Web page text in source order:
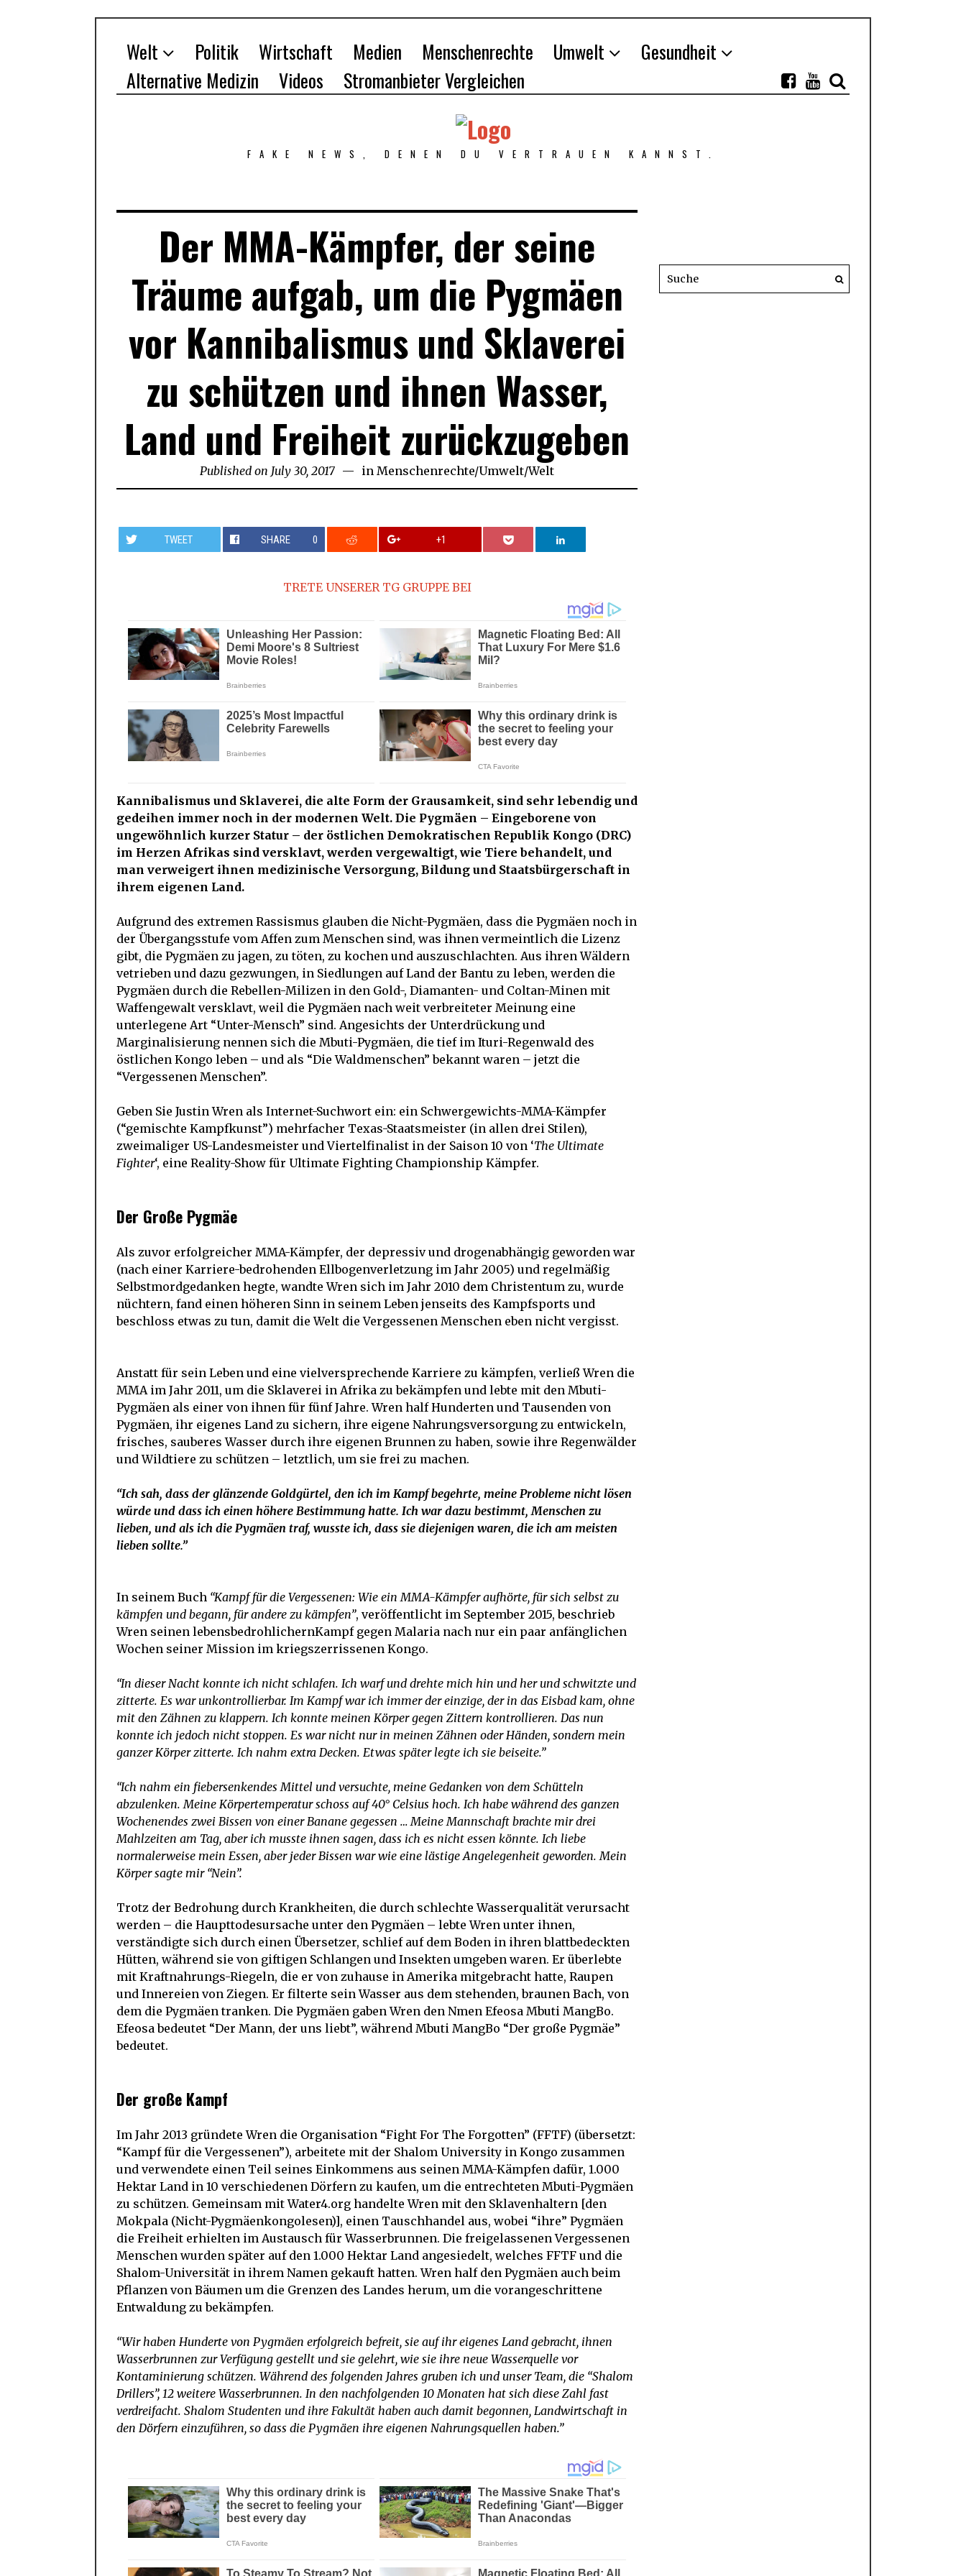
Welt Politik Wirtschaft Medien Menschenrechte Umwelt
Gesundheit
Alternative Medizin
Videos Stromanbieter Vergleichen
FAKE NEWS, DENEN DU VERTRAUEN KANNST.
Der MMA-Kämpfer, der seine
Träume aufgab, um die Pygmäen
vor Kannibalismus und Sklaverei
zu schützen und ihnen Wasser,
Land und Freiheit zurückzugeben
Published on July 30, 2017 September
3,
in Menschenrechte/Umwelt/Welt
TWEET SHARE 0 +1
TRETE UNSERER TG GRUPPE BEI
Kannibalismus und Sklaverei, die alte Form der Grausamkeit, sind sehr lebendig und
gedeihen immer noch in der modernen Welt. Die Pygmäen – Eingeborene von
ungewöhnlich kurzer Statur – der östlichen Demokratischen Republik Kongo (DRC)
im Herzen Afrikas sind versklavt, werden vergewaltigt, wie Tiere behandelt, und
man verweigert ihnen medizinische Versorgung, Bildung und Staatsbürgerschaft in
ihrem eigenen Land.
Aufgrund des extremen Rassismus glauben die Nicht-Pygmäen, dass die Pygmäen noch in
der Übergangsstufe vom Affen zum Menschen sind, was ihnen vermeintlich die Lizenz
gibt, die Pygmäen zu jagen, zu töten, zu kochen und auszuschlachten. Aus ihren Wäldern
vetrieben und dazu gezwungen, in Siedlungen auf Land der Bantu zu leben, werden die
Pygmäen durch die Rebellen-Milizen in den Gold-, Diamanten- und Coltan-Minen mit
Waffengewalt versklavt, weil die Pygmäen nach weit verbreiteter Meinung eine
unterlegene Art “Unter-Mensch” sind. Angesichts der Unterdrückung und
Marginalisierung nennen sich die Mbuti-Pygmäen, die tief im Ituri-Regenwald des
östlichen Kongo leben – und als “Die Waldmenschen” bekannt waren – jetzt die
“Vergessenen Menschen”.
Geben Sie Justin Wren als Internet-Suchwort ein: ein Schwergewichts-MMA-Kämpfer
(“gemischte Kampfkunst”) mehrfacher Texas-Staatsmeister (in allen drei Stilen),
zweimaliger US-Landesmeister und Viertelfinalist in der Saison 10 von ‘The Ultimate
Fighter‘, eine Reality-Show für Ultimate Fighting Championship Kämpfer.
Der Große Pygmäe
Als zuvor erfolgreicher MMA-Kämpfer, der depressiv und drogenabhängig geworden war
(nach einer Karriere-bedrohenden Ellbogenverletzung im Jahr 2005) und regelmäßig
Selbstmordgedanken hegte, wandte Wren sich im Jahr 2010 dem Christentum zu, wurde
nüchtern, fand einen höheren Sinn in seinem Leben jenseits des Kampfsports und
beschloss etwas zu tun, damit die Welt die Vergessenen Menschen eben nicht vergisst.
Anstatt für sein Leben und eine vielversprechende Karriere zu kämpfen, verließ Wren die
MMA im Jahr 2011, um die Sklaverei in Afrika zu bekämpfen und lebte mit den Mbuti-
Pygmäen als einer von ihnen für fünf Jahre. Wren half Hunderten und Tausenden von
Pygmäen, ihr eigenes Land zu sichern, ihre eigene Nahrungsversorgung zu entwickeln,
frisches, sauberes Wasser durch ihre eigenen Brunnen zu haben, sowie ihre Regenwälder
und Wildtiere zu schützen – letztlich, um sie frei zu machen.
“Ich sah, dass der glänzende Goldgürtel, den ich im Kampf begehrte, meine Probleme nicht lösen
würde und dass ich einen höhere Bestimmung hatte. Ich war dazu bestimmt, Menschen zu
lieben, und als ich die Pygmäen traf, wusste ich, dass sie diejenigen waren, die ich am meisten
lieben sollte.”
In seinem Buch “Kampf für die Vergessenen: Wie ein MMA-Kämpfer aufhörte, für sich selbst zu
kämpfen und begann, für andere zu kämpfen”, veröffentlicht im September 2015, beschrieb
Wren seinen lebensbedrohlichernKampf gegen Malaria nach nur ein paar anfänglichen
Wochen seiner Mission im kriegszerrissenen Kongo.
“In dieser Nacht konnte ich nicht schlafen. Ich warf und drehte mich hin und her und schwitzte und
zitterte. Es war unkontrollierbar. Im Kampf war ich immer der einzige, der in das Eisbad kam, ohne
mit den Zähnen zu klappern. Ich konnte meinen Körper gegen Zittern kontrollieren. Das nun
konnte ich jedoch nicht stoppen. Es war nicht nur in meinen Zähnen oder Händen, sondern mein
ganzer Körper zitterte. Ich nahm extra Decken. Etwas später legte ich sie beiseite.”
“Ich nahm ein fiebersenkendes Mittel und versuchte, meine Gedanken von dem Schütteln
abzulenken. Meine Körpertemperatur schoss auf 40° Celsius hoch. Ich habe während des ganzen
Wochenendes zwei Bissen von einer Banane gegessen … Meine Mannschaft brachte mir drei
Mahlzeiten am Tag, aber ich musste ihnen sagen, dass ich es nicht essen könnte. Ich liebe
normalerweise mein Essen, aber jeder Bissen war wie eine lästige Angelegenheit geworden. Mein
Körper sagte mir “Nein”.
Trotz der Bedrohung durch Krankheiten, die durch schlechte Wasserqualität verursacht
werden – die Haupttodesursache unter den Pygmäen – lebte Wren unter ihnen,
verständigte sich durch einen Übersetzer, schlief auf dem Boden in ihren blattbedeckten
Hütten, während sie von giftigen Schlangen und Insekten umgeben waren. Er überlebte
mit Kraftnahrungs-Riegeln, die er von zuhause in Amerika mitgebracht hatte, Raupen
und Innereien von Ziegen. Er filterte sein Wasser aus dem stehenden, braunen Bach, von
dem die Pygmäen tranken. Die Pygmäen gaben Wren den Nmen Efeosa Mbuti MangBo.
Efeosa bedeutet “Der Mann, der uns liebt”, während Mbuti MangBo “Der große Pygmäe”
bedeutet.
Der große Kampf
Im Jahr 2013 gründete Wren die Organisation “Fight For The Forgotten” (FFTF) (übersetzt:
“Kampf für die Vergessenen”), arbeitete mit der Shalom University in Kongo zusammen
und verwendete einen Teil seines Einkommens aus seinen MMA-Kämpfen dafür, 1.000
Hektar Land in 10 verschiedenen Dörfern zu kaufen, um die entrechteten Mbuti-Pygmäen
zu schützen. Gemeinsam mit Water4.org handelte Wren mit den Sklavenhaltern [den
Mokpala (Nicht-Pygmäenkongolesen)], einen Tauschhandel aus, wobei “ihre” Pygmäen
die Freiheit erhielten im Austausch für Wasserbrunnen. Die freigelassenen Vergessenen
Menschen wurden später auf den 1.000 Hektar Land angesiedelt, welches FFTF und die
Shalom-Universität in ihrem Namen gekauft hatten. Wren half den Pygmäen auch beim
Pflanzen von Bäumen um die Grenzen des Landes herum, um die vorangeschrittene
Entwaldung zu bekämpfen.
“Wir haben Hunderte von Pygmäen erfolgreich befreit, sie auf ihr eigenes Land gebracht, ihnen
Wasserbrunnen zur Verfügung gestellt und sie gelehrt, wie sie ihre neue Wasserquelle vor
Kontaminierung schützen. Während des folgenden Jahres gruben ich und unser Team, die “Shalom
Drillers”, 12 weitere Wasserbrunnen. In den nachfolgenden 10 Monaten hat sich diese Zahl fast
verdreifacht. Shalom Studenten und ihre Fakultät haben auch damit begonnen, Landwirtschaft in
den Dörfern einzuführen, so dass die Pygmäen ihre eigenen Nahrungsquellen haben.”